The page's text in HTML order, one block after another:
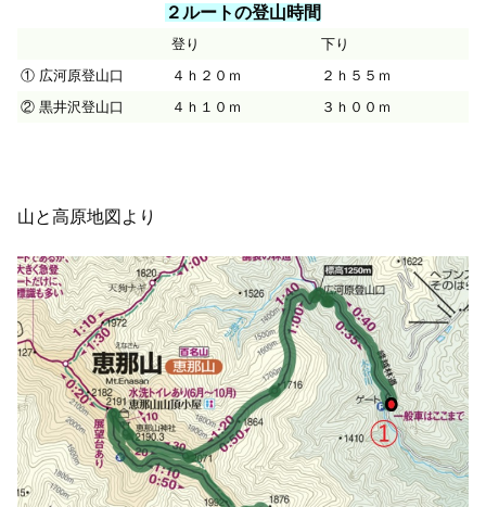
２ルートの登山時間
登り
下り
① 広河原登山口
４ｈ２０ｍ
２ｈ５５ｍ
② 黒井沢登山口
４ｈ１０ｍ ３ｈ００ｍ
山と高原地図より